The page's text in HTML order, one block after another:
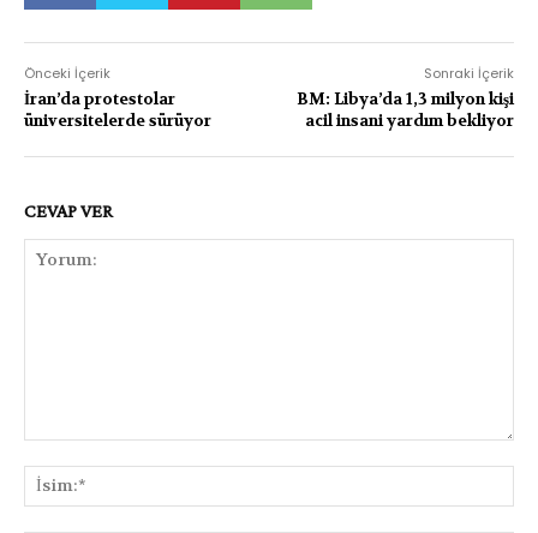
Önceki İçerik
İran’da protestolar
üniversitelerde sürüyor
Sonraki İçerik
BM: Libya’da 1,3 milyon kişi
acil insani yardım bekliyor
CEVAP VER